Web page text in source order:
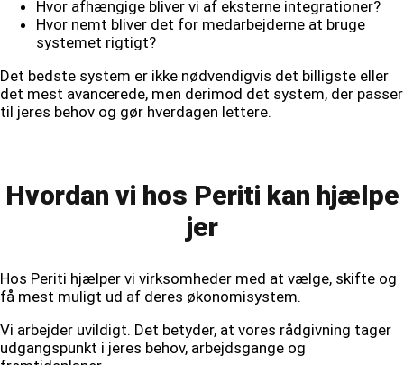
Hvor afhængige bliver vi af eksterne integrationer?
Hvor nemt bliver det for medarbejderne at bruge
systemet rigtigt?
Det bedste system er ikke nødvendigvis det billigste eller
det mest avancerede, men derimod det system, der passer
til jeres behov og gør hverdagen lettere.
Hvordan vi hos Periti kan hjælpe
jer
Hos Periti hjælper vi virksomheder med at vælge, skifte og
få mest muligt ud af deres økonomisystem.
Vi arbejder uvildigt. Det betyder, at vores rådgivning tager
udgangspunkt i jeres behov, arbejdsgange og